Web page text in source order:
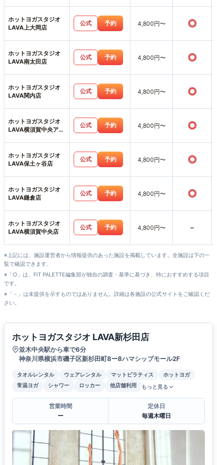
ホットヨガスタジオ
LAVA上大岡店
公式 予約 4,800円〜 ○
ホットヨガスタジオ
LAVA南太田店
公式 予約 4,800円〜 ○
ホットヨガスタジオ
LAVA関内店
公式 予約 4,800円〜 ○
ホットヨガスタジオ
LAVA横須賀中央アネ
公式 予約 4,800円〜 ○
ホットヨガスタジオ
LAVA保土ヶ谷店
公式 予約 4,800円〜 ○
ホットヨガスタジオ
LAVA鎌倉店
公式 予約 4,800円〜 ○
ホットヨガスタジオ
LAVA横須賀中央店
公式 予約 4,800円〜 -
※上記には、施設運営者から情報提供のあった施設を掲載しています。全施設は下の一
覧で確認できます。
※「○」は、FIT PALETTE編集部が独自の調査・基準に基づき、特におすすめする項目
です。
※「－」は未提供を示すものではありません。詳細は各施設の公式サイトをご確認くだ
さい。
ホットヨガスタジオ LAVA新杉田店
並木中央駅から車で6分
神奈川県横浜市磯子区新杉田町8ー8ハマシップモール2F
タオルレンタル ウェアレンタル マットピラティス
ホットヨガ
常温ヨガ
シャワー ロッカー 他店舗利用 もっと見る
営業時間
ー
定休日
毎週木曜日